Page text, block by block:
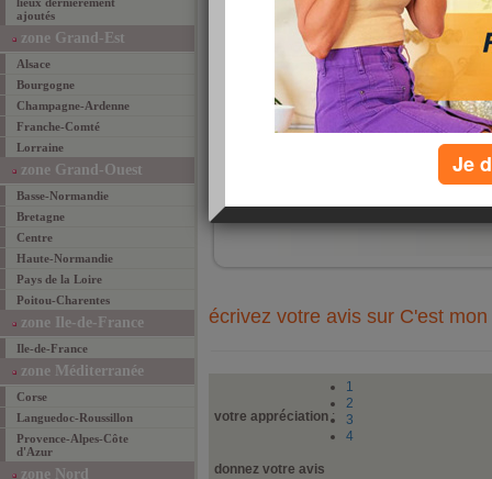
ajoutés
zone Grand-Est
Alsace
Bourgogne
Champagne-Ardenne
Franche-Comté
Lorraine
zone Grand-Ouest
Basse-Normandie
Bretagne
Centre
Haute-Normandie
Pays de la Loire
Poitou-Charentes
zone Ile-de-France
Ile-de-France
zone Méditerranée
Corse
Languedoc-Roussillon
Provence-Alpes-Côte
d'Azur
zone Nord
tout
ajouter un lieu
écrivez votre avis sur C'est
votre appréciation:
1
2
3
4
donnez votre avis
Je